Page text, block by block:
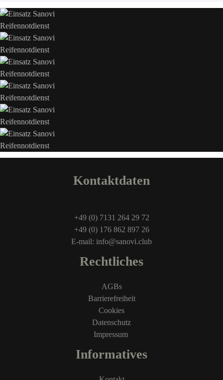
Kontaktdaten
+49 (0) 7131 264 29 72
+49 (0) 176 862 897 26
E-mail: info@sanovi.club
Rechtliches
AGBs
Barrierefreiheit
Cookies
Datenschutz
Impressum
Informatives